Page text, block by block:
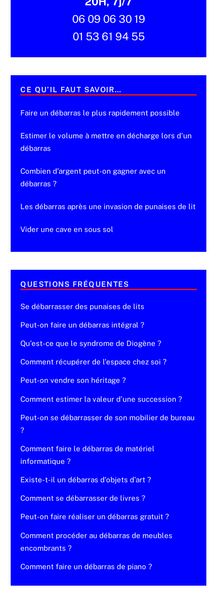
06 09 06 30 19
01 53 61 94 55
CE QU’IL FAUT SAVOIR…
Faire un débarras le plus rapidement possible
Estimer le volume à mettre en décharge lors d’un
débarras
Combien d’argent peut-on gagner avec un
débarras ?
Les débarras après une invasion de punaises de lit
Vider une cave en sous sol
QUESTIONS FRÉQUENTES
Se débarrasser des punaises de lits
Peut-on faire un débarras intégral ?
Qu’est-ce que le syndrome de Diogène ?
Comment récupérer de l’espace chez soi ?
Peut-on vendre son héritage ?
Comment estimer la valeur d’une succession ?
Peut-on se débarrasser de son mobilier de bureau
?
Comment faire le débarras de matériel
informatique ?
Existe-t-il un débarras d’objets d’art ?
Comment se débarrasser de livres ?
Peut-on faire réaliser un débarras gratuit ?
Comment procéder au débarras de meubles
encombrants ?
Comment faire un débarras de piano ?